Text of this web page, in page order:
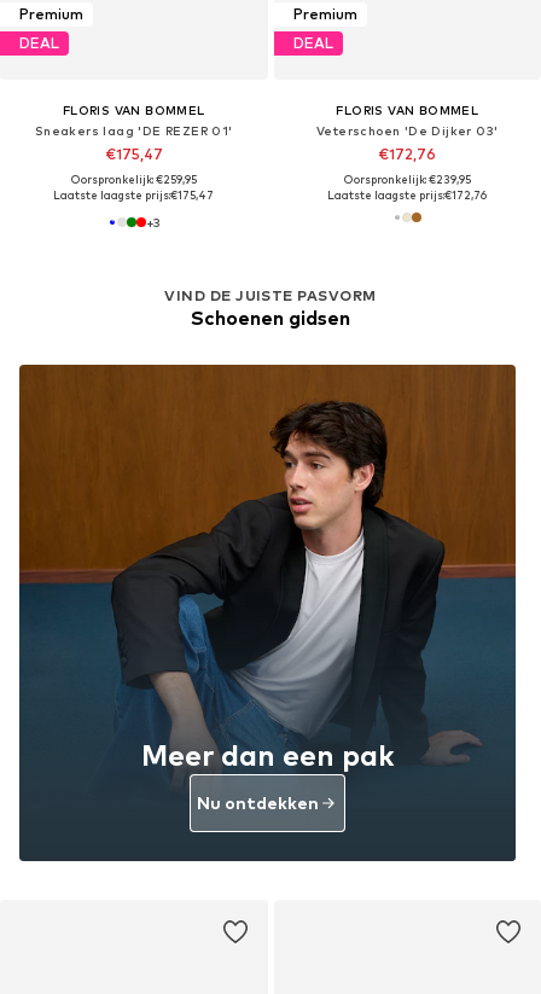
Premium
DEAL
FLORIS VAN BOMMEL
Sneakers laag 'DE REZER 01'
€175,47
Oorspronkelijk: €259,95
Laatste laagste prijs:€175,47
+3
Premium
DEAL
FLORIS VAN BOMMEL
Veterschoen 'De Dijker 03'
€172,76
Oorspronkelijk: €239,95
Laatste laagste prijs:€172,76
VIND DE JUISTE PASVORM
Schoenen gidsen
Meer dan een pak
Nu ontdekken